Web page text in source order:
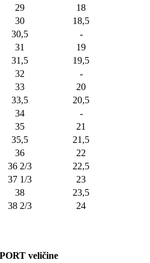
29
18
30
18,5
30,5
-
31
19
31,5
19,5
32
-
33
20
33,5
20,5
34
-
35
21
35,5
21,5
36
22
36 2/3
22,5
37 1/3
23
38
23,5
38 2/3 24
veličine